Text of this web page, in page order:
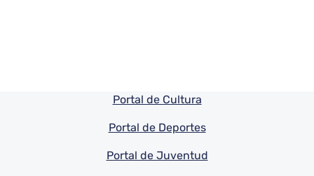
Pie de pagina información
Portal de Cultura
Portal de Deportes
Portal de Juventud